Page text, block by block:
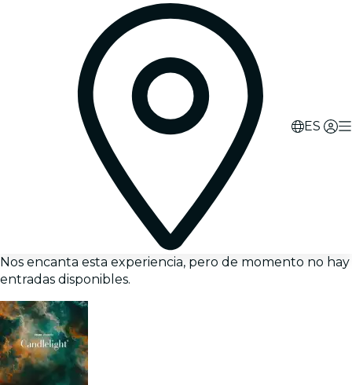
ES
Nos encanta esta experiencia, pero de momento no hay
entradas disponibles.